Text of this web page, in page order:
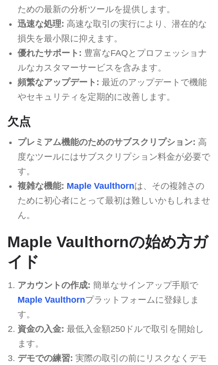
ための最新の分析ツールを提供します。
迅速な処理: 高速な取引の実行により、潜在的な
損失を最小限に抑えます。
優れたサポート: 豊富なFAQとプロフェッショナ
ルなカスタマーサービスを含みます。
頻繁なアップデート: 最近のアップデートで機能
やセキュリティを定期的に改善します。
欠点
プレミアム機能のためのサブスクリプション: 高
度なツールにはサブスクリプション料金が必要で
す。
複雑な機能: Maple Vaulthornは、その複雑さの
ために初心者にとって最初は難しいかもしれませ
ん。
Maple Vaulthornの始め方ガ
イド
アカウントの作成: 簡単なサインアップ手順で
Maple Vaulthornプラットフォームに登録しま
す。
資金の入金: 最低入金額250ドルで取引を開始し
ます。
デモでの練習: 実際の取引の前にリスクなくデモ